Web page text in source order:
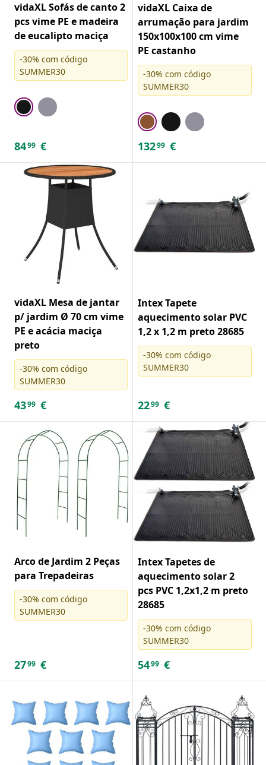
vidaXL Sofás de canto 2
pcs vime PE e madeira
de eucalipto maciça
-30% com código
SUMMER30
8499 €
vidaXL Caixa de
arrumação para jardim
150x100x100 cm vime
PE castanho
-30% com código
SUMMER30
13299 €
vidaXL Mesa de jantar
p/ jardim Ø 70 cm vime
PE e acácia maciça
preto
-30% com código
SUMMER30
4399 €
Intex Tapete
aquecimento solar PVC
1,2 x 1,2 m preto 28685
-30% com código
SUMMER30
2299 €
Arco de Jardim 2 Peças
para Trepadeiras
-30% com código
SUMMER30
2799 €
Intex Tapetes de
aquecimento solar 2
pcs PVC 1,2x1,2 m preto
28685
-30% com código
SUMMER30
5499 €